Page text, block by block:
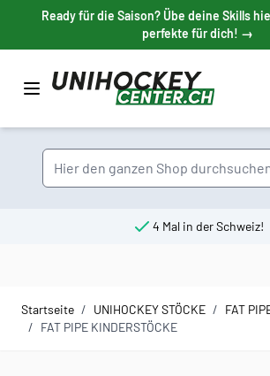
Direkt zum Inhalt
Ready für die Saison? Übe deine Skills
perfekte für dich! →
Suche
4 Mal in der Schweiz!
Startseite / UNIHOCKEY STÖCKE / FAT
/ FAT PIPE KINDERSTÖCKE